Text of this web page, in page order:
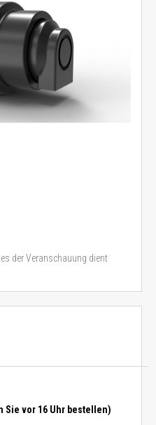
der Veranschauung dient
Sie vor 16 Uhr bestellen)